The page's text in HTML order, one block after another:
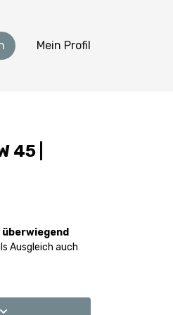
Mein Profil
45 |
überwiegend
Ausgleich auch